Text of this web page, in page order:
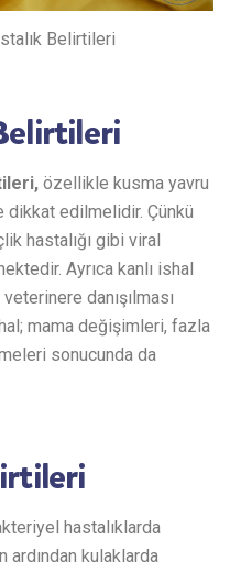
Belirtileri
özellikle kusma yavru
edilmelidir. Çünkü
hastalığı gibi viral
Ayrıca kanlı ishal
danışılması
mama değişimleri, fazla
sonucunda da
hastalıklarda
ardından kulaklarda